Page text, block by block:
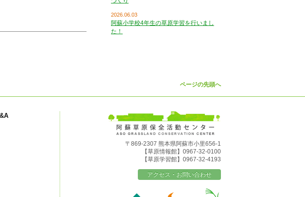
2026.06.03
阿蘇小学校4年生の草原学習を行いまし
た！
ページの先頭へ
〒869-2307 熊本県阿蘇市小里656-1
【草原情報館】0967-32-0100
【草原学習館】0967-32-4193
アクセス・お問い合わせ